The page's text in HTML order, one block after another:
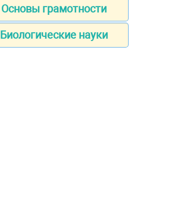
Основы грамотности
Биологические науки